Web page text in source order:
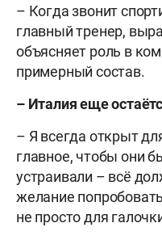
– Когда звонит
главный тренер,
объясняет роль в
примерный состав.
– Италия еще
– Я всегда открыт
главное, чтобы они
устраивали – всё
желание
не просто для